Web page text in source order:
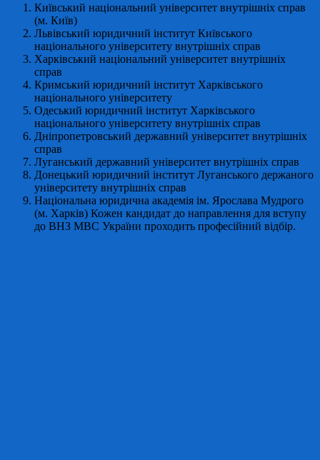
Київський національний університет внутрішніх справ
(м. Київ)
Львівський юридичний інститут Київського
національного університету внутрішніх справ
Харківський національний університет внутрішніх
справ
Кримський юридичний інститут Харківського
національного університету
Одеський юридичний інститут Харківського
національного університету внутрішніх справ
Дніпропетровський державний університет внутрішніх
справ
Луганський державний університет внутрішніх справ
Донецький юридичний інститут Луганського держаного
університету внутрішніх справ
Національна юридична академія ім. Ярослава Мудрого
(м. Харків) Кожен кандидат до направлення для вступу
до ВНЗ МВС України проходить професійний відбір.